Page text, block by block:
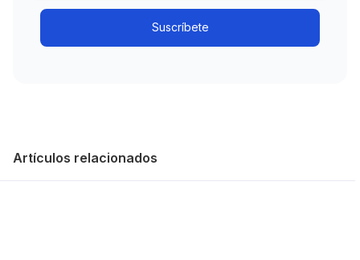
Artículos relacionados